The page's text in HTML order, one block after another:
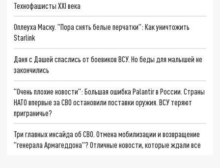
Технофашисты XXI века
Оплеуха Маску. "Пора снять белые перчатки": Как уничтожить
Starlink
Даня с Дашей спаслись от боевиков ВСУ. Но беды для малышей не
закончились
"Очень плохие новости": Большая ошибка Palantir в России. Страны
НАТО впервые за СВО остановили поставки оружия. ВСУ теряют
приграничье?
Три главных инсайда об СВО. Отмена мобилизации и возвращение
"генерала Армагеддона"? Отличные новости, которые ждали все